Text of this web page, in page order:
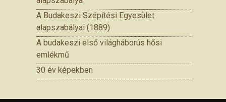
A Budakeszi Szépítési Egyesület
alapszabályai (1889)
A budakeszi első világháborús hősi
emlékmű
30 év képekben